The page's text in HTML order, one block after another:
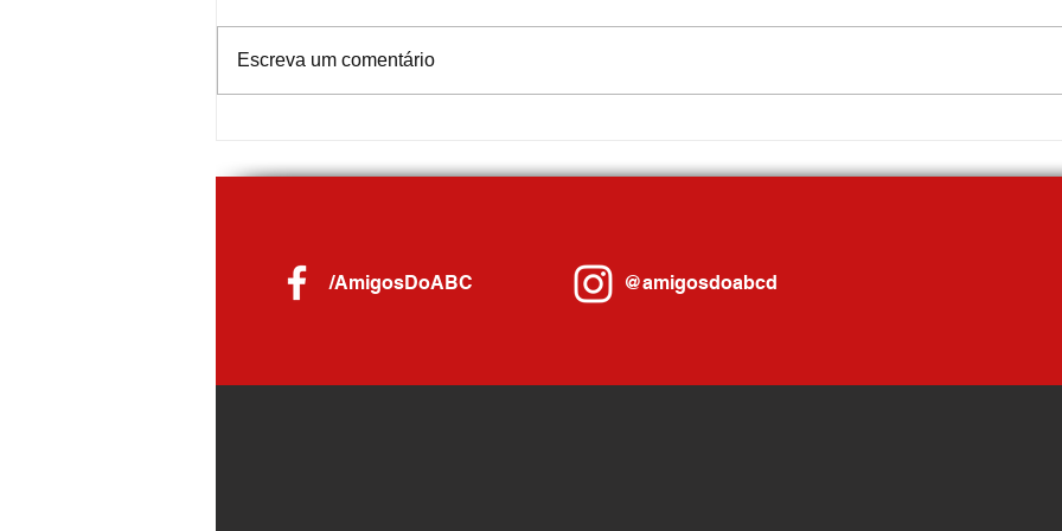
da Dívida Ativa
acidente no Centro
Vida
Escreva um comentário
/AmigosDoABC @amigosdoabcd